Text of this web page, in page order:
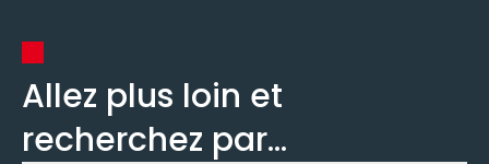
Allez plus loin et
recherchez par...